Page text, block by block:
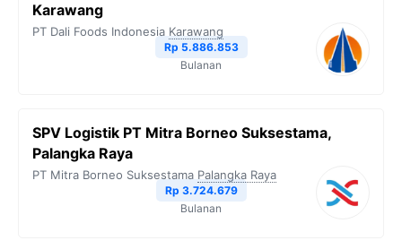
Karawang
PT Dali Foods Indonesia Karawang
Rp 5.886.853
Bulanan
SPV Logistik PT Mitra Borneo Suksestama,
Palangka Raya
PT Mitra Borneo Suksestama Palangka Raya
Rp 3.724.679
Bulanan